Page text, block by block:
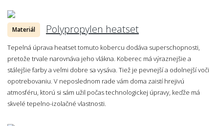
Materiál Polypropylen heatset
Tepelná úprava heatset tomuto kobercu dodáva superschopnosti,
pretože trvale narovnáva jeho vlákna. Koberec má výraznejšie a
stálejšie farby a veľmi dobre sa vysáva. Tiež je pevnejší a odolnejší voči
opotrebovaniu. V neposlednom rade vám doma zaistí hrejivú
atmosféru, ktorú si sám užil počas technologickej úpravy, keďže má
skvelé tepelno-izolačné vlastnosti.